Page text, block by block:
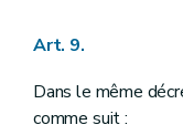
Art. 9.
Dans le même
comme suit :